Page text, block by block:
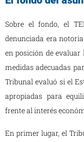
Sobre el fondo, el
denunciada era
en posición de
medidas adecuadas
Tribunal evaluó si el
apropiadas para
frente al interés
En primer lugar, el